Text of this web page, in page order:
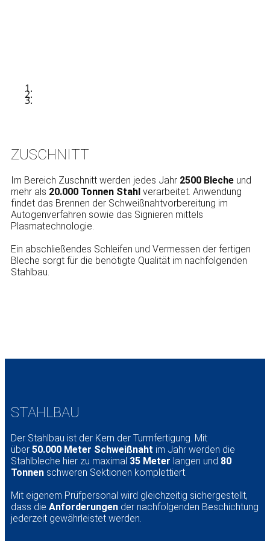
ZUSCH​NITT
Im Bereich Zuschnitt werden jedes Jahr 2500 Bleche und
mehr als 20.000 Tonnen Stahl verarbeitet. Anwendung
findet das Brennen der Schweißnahtvorbereitung im
Autogenverfahren sowie das Signieren mittels
Plasmatechnologie.
Ein abschließendes Schleifen und Vermessen der fertigen
Bleche sorgt für die benötigte Qualität im nachfolgenden
Stahlbau.
STAHLBAU
Der Stahlbau ist der Kern der Turmfertigung. Mit
über 50.000 Meter Schweißnaht im Jahr werden die
Stahlbleche hier zu maximal 35 Meter langen und 80
Tonnen schweren Sektionen komplettiert.
Mit eigenem Prüfpersonal wird gleichzeitig sichergestellt,
dass die Anforderungen der nachfolgenden Beschichtung
jederzeit gewährleistet werden.